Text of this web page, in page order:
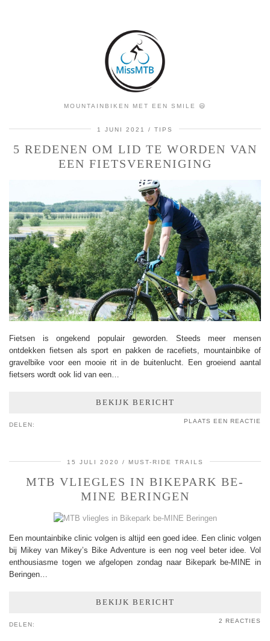
MOUNTAINBIKEN MET EEN SMILE 😃
1 JUNI 2021 TIPS
5 REDENEN OM LID TE WORDEN VAN
EEN FIETSVERENIGING
Fietsen is ongekend populair geworden. Steeds meer mensen
ontdekken fietsen als sport en pakken de racefiets, mountainbike of
gravelbike voor een mooie rit in de buitenlucht. Een groeiend aantal
fietsers wordt ook lid van een…
BEKIJK BERICHT
DELEN:
PLAATS EEN REACTIE
15 JULI 2020 MUST-RIDE TRAILS
MTB VLIEGLES IN BIKEPARK BE-
MINE BERINGEN
Een mountainbike clinic volgen is altijd een goed idee. Een clinic volgen
bij Mikey van Mikey’s Bike Adventure is een nog veel beter idee. Vol
enthousiasme togen we afgelopen zondag naar Bikepark be-MINE in
Beringen…
BEKIJK BERICHT
DELEN:
2 REACTIES